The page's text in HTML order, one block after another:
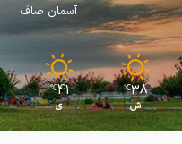
آسمان صاف
38
℃
ش
41
℃
ی